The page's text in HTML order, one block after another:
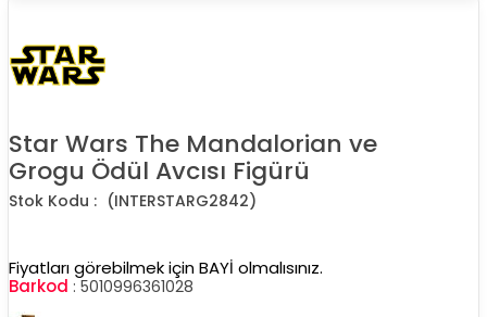
Star Wars The Mandalorian ve
Grogu Ödül Avcısı Figürü
(INTERSTARG2842)
Fiyatları görebilmek için BAYİ olmalısınız.
Barkod : 5010996361028